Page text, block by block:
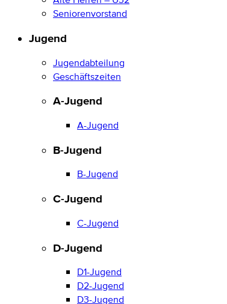
Seniorenvorstand
Jugend
Jugendabteilung
Geschäftszeiten
A-Jugend
A-Jugend
B-Jugend
B-Jugend
C-Jugend
C-Jugend
D-Jugend
D1-Jugend
D2-Jugend
D3-Jugend